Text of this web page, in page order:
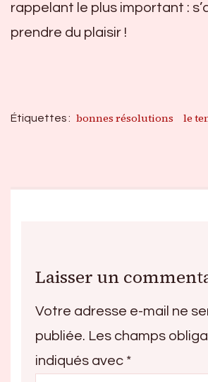
rappelant le plus important :
prendre du plaisir !
Étiquettes : bonnes résolutions le
Laisser un
Votre adresse e-mail ne
publiée. Les champs
indiqués avec *